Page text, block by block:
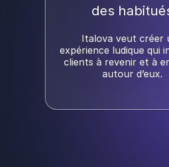
des
Italova veut créer
expérience ludique qui
clients à revenir et à
autour d’eux.